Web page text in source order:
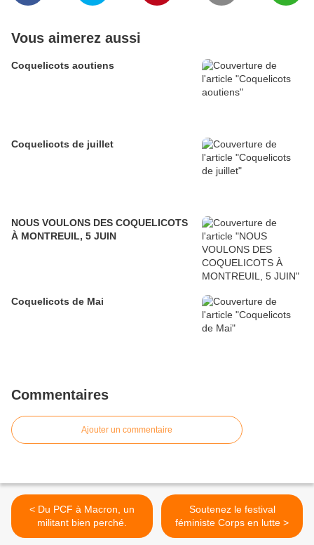
Vous aimerez aussi
Coquelicots aoutiens
Coquelicots de juillet
NOUS VOULONS DES COQUELICOTS
À MONTREUIL, 5 JUIN
Coquelicots de Mai
Commentaires
Ajouter un commentaire
< Du PCF à Macron, un
militant bien perché.
Soutenez le festival
féministe Corps en lutte >